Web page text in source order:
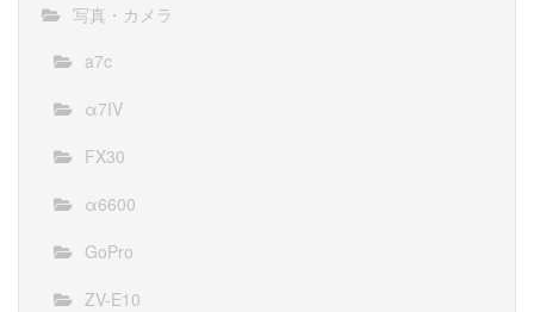
写真・カメラ
a7c
α7IV
FX30
α6600
GoPro
ZV-E10